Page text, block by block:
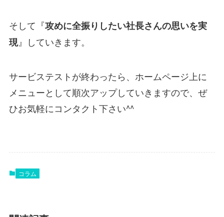
そして『攻めに全振りしたい社長さんの思いを実
現』していきます。
サービステストが終わったら、ホームページ上に
メニューとして順次アップしていきますので、ぜ
ひお気軽にコンタクト下さい^^
コラム